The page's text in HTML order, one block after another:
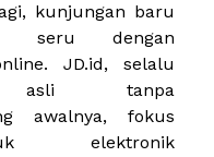
kunjungan baru
seru dengan
JD.id, selalu
asli tanpa
awalnya, fokus
elektronik